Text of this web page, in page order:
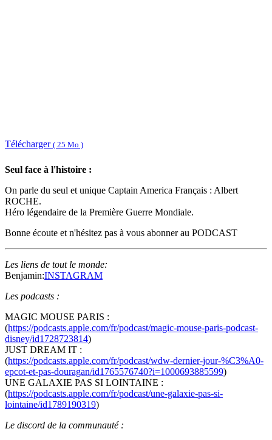
Télécharger ( 25 Mo )
Seul face à l'histoire :
On parle du seul et unique Captain America Français : Albert
ROCHE.
Héro légendaire de la Première Guerre Mondiale.
Bonne écoute et n'hésitez pas à vous abonner au PODCAST
Les liens de tout le monde:
Benjamin:INSTAGRAM
Les podcasts :
MAGIC MOUSE PARIS :
(https://podcasts.apple.com/fr/podcast/magic-mouse-paris-podcast-
disney/id1728723814)
JUST DREAM IT :
(https://podcasts.apple.com/fr/podcast/wdw-dernier-jour-%C3%A0-
epcot-et-pas-douragan/id1765576740?i=1000693885599)
UNE GALAXIE PAS SI LOINTAINE :
(https://podcasts.apple.com/fr/podcast/une-galaxie-pas-si-
lointaine/id1789190319)
Le discord de la communauté :